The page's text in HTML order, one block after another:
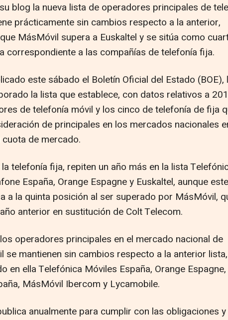
blog la nueva lista de operadores principales de
prácticamente sin cambios respecto a la anterior,
MásMóvil supera a Euskaltel y se sitúa como
correspondiente a las compañías de telefonía fija.
este sábado el Boletín Oficial del Estado (BOE),
la lista que establece, con datos relativos a
de telefonía móvil y los cinco de telefonía de fija
de principales en los mercados nacionales
de mercado.
telefonía fija, repiten un año más en la lista
España, Orange Espagne y Euskaltel, aunque este
a la quinta posición al ser superado por MásMóvil,
anterior en sustitución de Colt Telecom.
operadores principales en el mercado nacional de
se mantienen sin cambios respecto a la anterior
en ella Telefónica Móviles España, Orange Espagne,
MásMóvil Ibercom y Lycamobile.
anualmente para cumplir con las obligaciones y